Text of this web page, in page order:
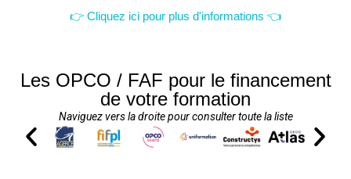
👉 Cliquez ici pour plus d'informations 👈
Les OPCO / FAF pour le financement
de votre formation
Naviguez vers la droite pour consulter toute la liste